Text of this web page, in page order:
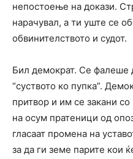
непостоење на докази.
нарачувал, а ти уште се
обвинителството и судот.
Бил демократ. Се фалеше
“суството ко пупка”.
притвор и им се закани
на осум пратеници од
гласаат промена на
за да ги земе парите кои